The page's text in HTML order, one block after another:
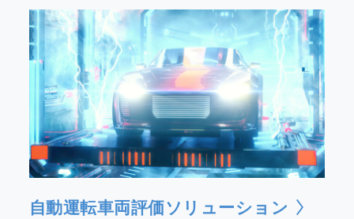
自動運転車両評価ソリューション